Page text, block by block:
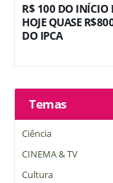
R$ 100 DO INÍCIO
HOJE QUASE
DO IPCA
Temas
Ciência
CINEMA & TV
Cultura